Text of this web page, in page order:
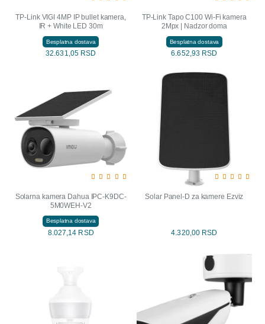
TP-Link VIGI 4MP IP bullet kamera,
IR + White LED 30m
Besplatna dostava
32.631,05 RSD
TP-Link Tapo C100 Wi-Fi kamera
2Mpx | Nadzor doma
Besplatna dostava
6.652,93 RSD
Solarna kamera Dahua IPC-K9DC-
5M0WEH-V2
Besplatna dostava
8.027,14 RSD
Solar Panel-D za kamere Ezviz
4.320,00 RSD